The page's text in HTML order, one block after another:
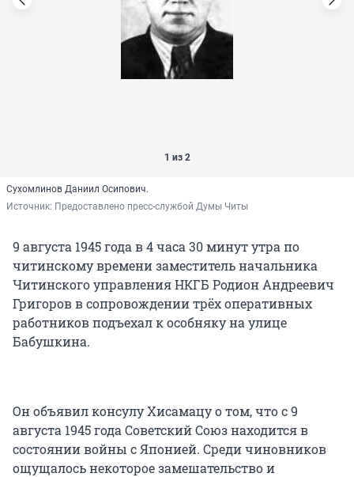
1 из 2
Сухомлинов Даниил Осипович.
Источник: Предоставлено пресс-службой Думы Читы
9 августа 1945 года в 4 часа 30 минут утра по
читинскому времени заместитель начальника
Читинского управления НКГБ Родион Андреевич
Григоров в сопровождении трёх оперативных
работников подъехал к особняку на улице
Бабушкина.
Он объявил консулу Хисамацу о том, что с 9
августа 1945 года Советский Союз находится в
состоянии войны с Японией. Среди чиновников
ощущалось некоторое замешательство и